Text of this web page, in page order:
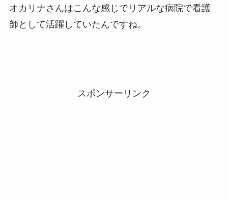
オカリナさんはこんな感じでリアルな病院で看護
師として活躍していたんですね。
スポンサーリンク